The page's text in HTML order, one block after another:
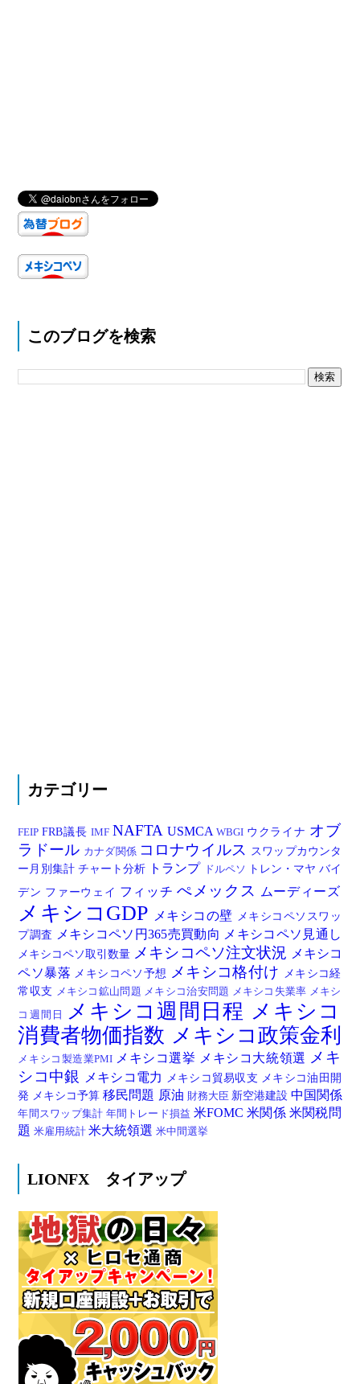
このブログを検索
カテゴリー
FEIPFRB議長IMF NAFTA USMCAWBGI ウクライナ オブ
ラドール カナダ関係 コロナウイルス スワップカウンタ
ー月別集計 チャート分析 トランプ ドルペソ トレン・マヤバイ
デン ファーウェイ フィッチぺメックス ムーディーズ
メキシコGDP メキシコの壁 メキシコペソスワッ
プ調査
メキシコペソ円365売買動向 メキシコペソ見通し
メキシコペソ取引数量 メキシコペソ注文状況 メキシコ
ペソ暴落 メキシコペソ予想 メキシコ格付け メキシコ経
常収支 メキシコ鉱山問題 メキシコ治安問題 メキシコ失業率 メキシ
コ週間日 メキシコ週間日程 メキシコ
消費者物価指数 メキシコ政策金利
メキシコ製造業PMI メキシコ選挙 メキシコ大統領選 メキ
シコ中銀
メキシコ電力 メキシコ貿易収支 メキシコ油田開
発 メキシコ予算移民問題 原油 財務大臣 新空港建設 中国関係
年間スワップ集計 年間トレード損益 米FOMC米関係 米関税問
題米雇用統計米大統領選米中間選挙
LIONFX タイアップ